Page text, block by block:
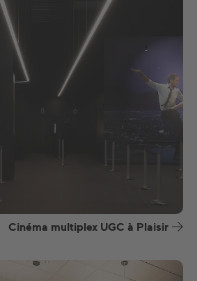
Cinéma multiplex UGC à Plaisir